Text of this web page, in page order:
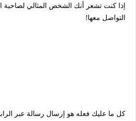
إذا كنت تشعر أنك الشخص المثالي لصاحبة
التواصل معها!
كل ما عليك فعله هو إرسال رسالة عبر